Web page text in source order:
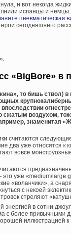
и вот некогда
испанцы и немцы.
пневматическая
герои сегодняшнего
«BigBore» в
то бишь ствол) в
сжатым воздухом,
знаменитая
считаются
два уже относятся к
вовсе
это уже «medium/
«воланчики», а
с некоей
стреляют
энергией в сотни
с более привычными
иллюстрацией